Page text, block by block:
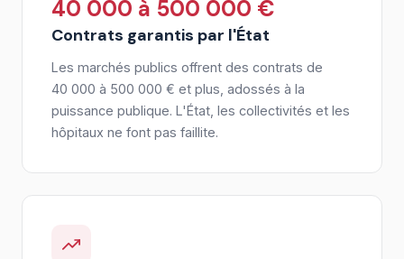
40 000 à 500 000 €
Contrats garantis par l'État
Les marchés publics offrent des contrats de
40 000 à 500 000 € et plus, adossés à la
puissance publique. L'État, les collectivités et les
hôpitaux ne font pas faillite.